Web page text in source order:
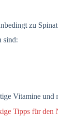
zu
sind:
Vitamine und
Tipps für den